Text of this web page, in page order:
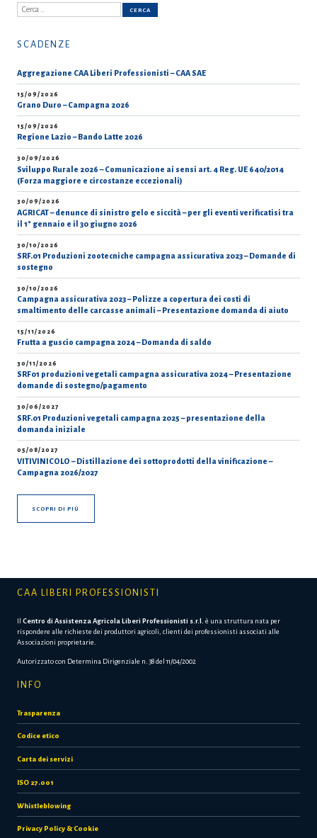
Ricerca
per:
SCADENZE
Aggregazione CAA Liberi Professionisti – CAA SAE
15/09/2026
Grano Duro – Campagna 2026
15/09/2026
Regione Lazio – Bando Latte 2026
30/09/2026
Sviluppo Rurale 2026 – Comunicazione ai sensi art. 4 Reg. UE 640/2014
(Forza maggiore e circostanze eccezionali)
30/09/2026
AGRICAT – denunce di sinistro gelo e siccità – per gli eventi verificatisi tra
il 1° gennaio e il 30 giugno 2026
30/10/2026
SRF.01 Produzioni zootecniche campagna assicurativa 2023 – Domande di
sostegno
30/10/2026
Campagna assicurativa 2023 – Polizze a copertura dei costi di
smaltimento delle carcasse animali – Presentazione domanda di aiuto
15/11/2026
Frutta a guscio campagna 2024 – Domanda di saldo
30/11/2026
SRF01 produzioni vegetali campagna assicurativa 2024 – Presentazione
domande di sostegno/pagamento
30/06/2027
SRF.01 Produzioni vegetali campagna 2025 – presentazione della
domanda iniziale
05/08/2027
VITIVINICOLO – Distillazione dei sottoprodotti della vinificazione –
Campagna 2026/2027
SCOPRI DI PIÙ
CAA LIBERI PROFESSIONISTI
Il Centro di Assistenza Agricola Liberi Professionisti s.r.l. è una struttura nata per
rispondere alle richieste dei produttori agricoli, clienti dei professionisti associati alle
Associazioni proprietarie.
Autorizzato con Determina Dirigenziale n. 38 del 11/04/2002
INFO
Trasparenza
Codice etico
Carta dei servizi
ISO 27.001
Whistleblowing
Privacy Policy & Cookie